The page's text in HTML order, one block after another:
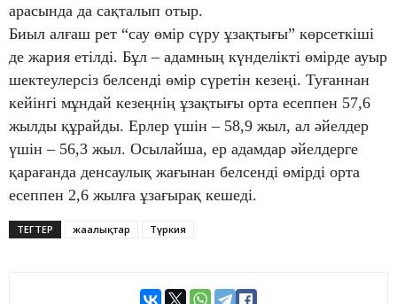
арасында да сақталып отыр.
Биыл алғаш рет “сау өмір сүру ұзақтығы” көрсеткіші
де жария етілді. Бұл – адамның күнделікті өмірде ауыр
шектеулерсіз белсенді өмір сүретін кезеңі. Туғаннан
кейінгі мұндай кезеңнің ұзақтығы орта есеппен 57,6
жылды құрайды. Ерлер үшін – 58,9 жыл, ал әйелдер
үшін – 56,3 жыл. Осылайша, ер адамдар әйелдерге
қарағанда денсаулық жағынан белсенді өмірді орта
есеппен 2,6 жылға ұзағырақ кешеді.
ТЕГТЕР жаңалықтар Түркия